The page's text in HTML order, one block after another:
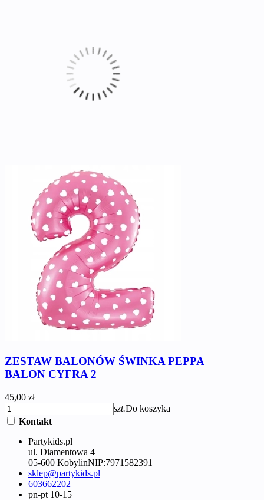
ZESTAW BALONÓW ŚWINKA PEPPA
BALON CYFRA 2
45,00 zł
szt.Do koszyka
Kontakt
Partykids.pl
ul. Diamentowa 4
05-600 KobylinNIP:7971582391
sklep@partykids.pl
603662202
pn-pt 10-15